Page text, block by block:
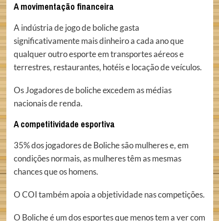
A movimentação financeira
A indústria de jogo de boliche gasta
significativamente mais dinheiro a cada ano que
qualquer outro esporte em transportes aéreos e
terrestres, restaurantes, hotéis e locação de veículos.
Os Jogadores de boliche excedem as médias
nacionais de renda.
A competitividade esportiva
35% dos jogadores de Boliche são mulheres e, em
condições normais, as mulheres têm as mesmas
chances que os homens.
O COI também apoia a objetividade nas competições.
O Boliche é um dos esportes que menos tem a ver com